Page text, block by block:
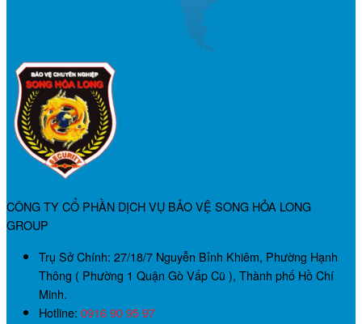
CÔNG TY CỔ PHẦN DỊCH VỤ BẢO VỆ SONG HỎA LONG
GROUP
Trụ Sở Chính: 27/18/7 Nguyễn Bỉnh Khiêm, Phường Hạnh
Thông ( Phường 1 Quận Gò Vấp Cũ ), Thành phố Hồ Chí
Minh.
Hotline: 0916 90 95 97